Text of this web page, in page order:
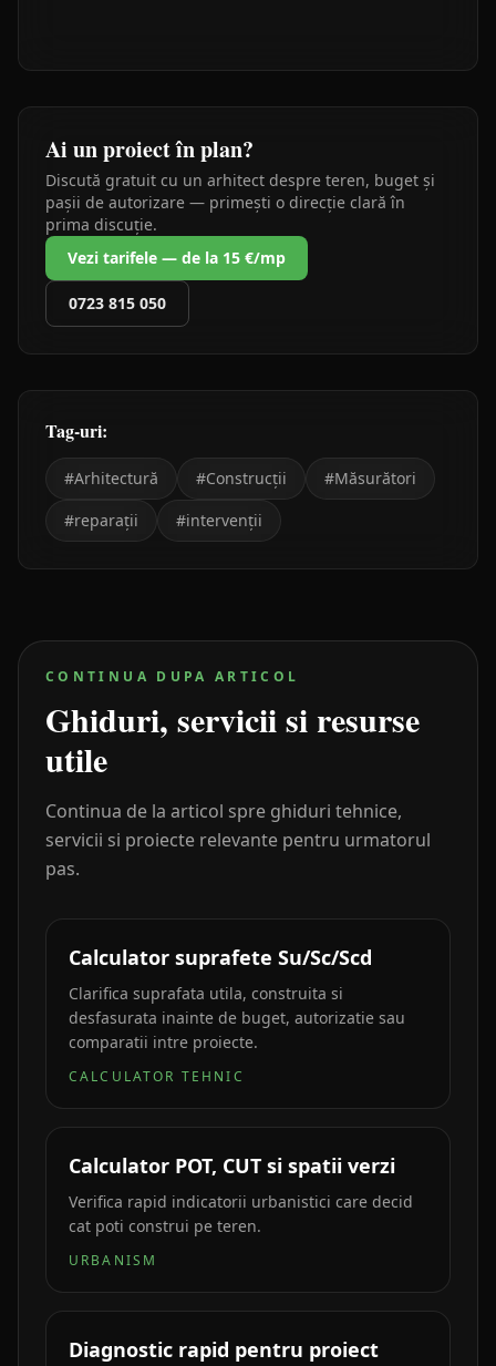
Ai un proiect în plan?
Discută gratuit cu un arhitect despre teren, buget și
pașii de autorizare — primești o direcție clară în
prima discuție.
Vezi tarifele — de la 15 €/mp
0723 815 050
Tag-uri:
#Arhitectură #Construcții #Măsurători
#reparații #intervenții
CONTINUA DUPA ARTICOL
Ghiduri, servicii si resurse
utile
Continua de la articol spre ghiduri tehnice,
servicii si proiecte relevante pentru urmatorul
pas.
Calculator suprafete Su/Sc/Scd
Clarifica suprafata utila, construita si
desfasurata inainte de buget, autorizatie sau
comparatii intre proiecte.
CALCULATOR TEHNIC
Calculator POT, CUT si spatii verzi
Verifica rapid indicatorii urbanistici care decid
cat poti construi pe teren.
URBANISM
Diagnostic rapid pentru proiect